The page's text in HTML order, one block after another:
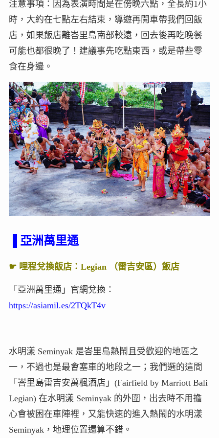
注意事項：因為表演時間是在傍晚六點，全長約1小
時，大約在七點左右結束，導遊再開車帶我們回飯
店，如果飯店離峇里島南部較遠，回去後再吃晚餐
可能也都很晚了！建議事先吃點東西，或是帶些零
食在身邊。
▐ 亞洲萬里通
☛ 哩程兌換飯店：Legian （雷吉安區）飯店
「亞洲萬里通」官網兌換：
https://asiamil.es/2TQkT4v
水明漾 Seminyak 是峇里島熱鬧且受歡迎的地區之
一，不過也是最會塞車的地段之一；我們選的這間
「峇里島雷吉安萬楓酒店」(Fairfield by Marriott Bali
Legian) 在水明漾 Seminyak 的外圍，出去時不用擔
心會被困在車陣裡，又能快速的進入熱鬧的水明漾
Seminyak，地理位置還算不錯。